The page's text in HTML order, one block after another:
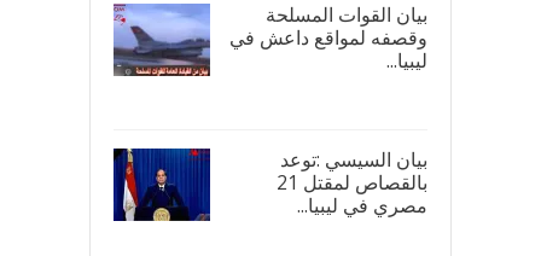
بيان القوات المسلحة
وقصفه لمواقع داعش في
ليبيا...
بيان السيسي :توعد
بالقصاص لمقتل 21
مصري في ليبيا...